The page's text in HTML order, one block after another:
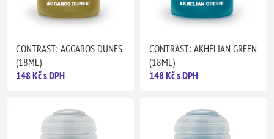
CONTRAST: AGGAROS DUNES
(18ML)
148 Kč s DPH
CONTRAST: AKHELIAN GREEN
(18ML)
148 Kč s DPH